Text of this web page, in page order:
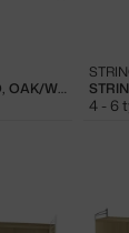
STRING LIVING ROOM O, OAK/WHITE
4 - 6